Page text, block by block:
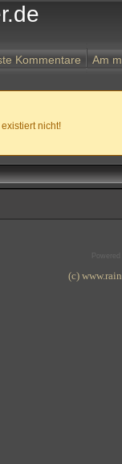
Kommentare Am
nicht!
(c)